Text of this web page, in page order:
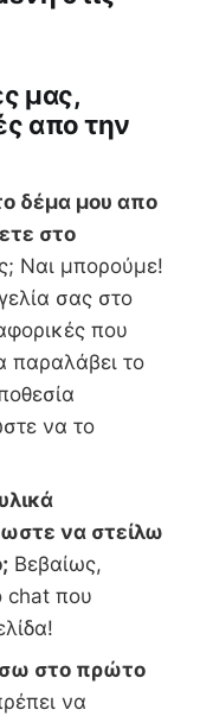
μας,
απο την
δέμα μου απο
στο
Ναι μπορούμε!
σας στο
που
παραλάβει το
να το
να στείλω
Βεβαίως,
chat που
στο πρώτο
να